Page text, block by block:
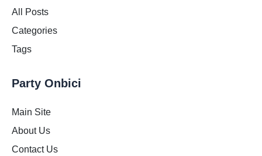
All Posts
Categories
Tags
Party Onbici
Main Site
About Us
Contact Us